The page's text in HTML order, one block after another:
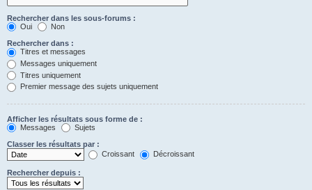
Rechercher dans les sous-forums :
Oui
Non
Rechercher dans :
Titres et messages
Messages uniquement
Titres uniquement
Premier message des sujets uniquement
Afficher les résultats sous forme de :
Messages
Sujets
Classer les résultats par :
Croissant
Décroissant
Rechercher depuis :